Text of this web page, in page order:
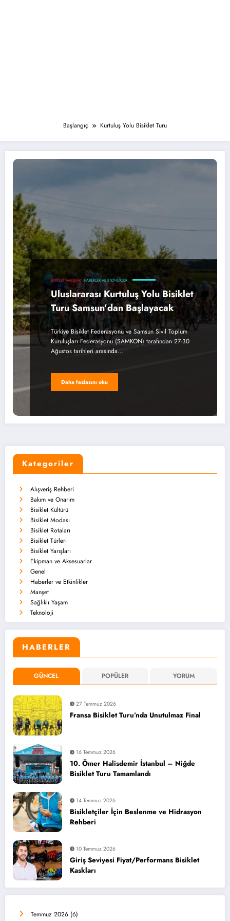
Başlangıç Kurtuluş Yolu Bisiklet Turu
BISIKLET YARIŞLARI HABERLER VE ETKINLIKLER
Uluslararası Kurtuluş Yolu Bisiklet
Turu Samsun’dan Başlayacak
Türkiye Bisiklet Federasyonu ve Samsun Sivil Toplum
Kuruluşları Federasyonu (SAMKON) tarafından 27-30
Ağustos tarihleri arasında…
Daha fazlasını oku
Kategoriler
Alışveriş Rehberi
Bakım ve Onarım
Bisiklet Kültürü
Bisiklet Modası
Bisiklet Rotaları
Bisiklet Türleri
Bisiklet Yarışları
Ekipman ve Aksesuarlar
Genel
Haberler ve Etkinlikler
Manşet
Sağlıklı Yaşam
Teknoloji
HABERLER
GÜNCEL POPÜLER YORUM
27 Temmuz 2026
Fransa Bisiklet Turu’nda Unutulmaz Final
16 Temmuz 2026
10. Ömer Halisdemir İstanbul – Niğde
Bisiklet Turu Tamamlandı
14 Temmuz 2026
Bisikletçiler İçin Beslenme ve Hidrasyon
Rehberi
10 Temmuz 2026
Giriş Seviyesi Fiyat/Performans Bisiklet
Kaskları
Temmuz 2026 (6)